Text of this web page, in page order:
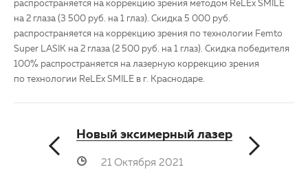
распространяется на коррекцию зрения методом ReLEx SMILE
на 2 глаза (3 500 руб. на 1 глаз). Скидка 5 000 руб.
распространяется на коррекцию зрения по технологии Femto
Super LASIK на 2 глаза (2 500 руб. на 1 глаз). Скидка победителя
100% распространяется на лазерную коррекцию зрения
по технологии ReLEx SMILE в г. Краснодаре.
Новый эксимерный лазер
21 Октября 2021